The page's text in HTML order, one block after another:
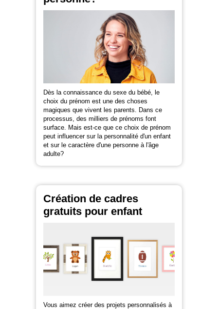
Dès la connaissance du sexe du bébé, le
choix du prénom est une des choses
magiques que vivent les parents. Dans ce
processus, des milliers de prénoms font
surface. Mais est-ce que ce choix de prénom
peut influencer sur la personnalité d'un enfant
et sur le caractère d'une personne à l'âge
adulte?
Création de cadres
gratuits pour enfant
Vous aimez créer des projets personnalisés à